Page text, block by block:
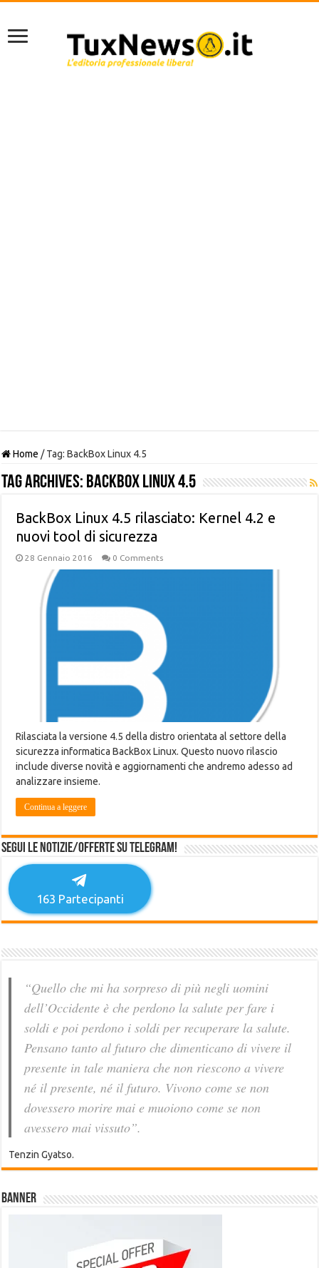
Home / Tag:BackBox Linux 4.5
Tag Archives: BackBox Linux 4.5
BackBox Linux 4.5 rilasciato: Kernel 4.2 e
nuovi tool di sicurezza
28 Gennaio 2016 0 Comments
Rilasciata la versione 4.5 della distro orientata al settore della
sicurezza informatica BackBox Linux. Questo nuovo rilascio
include diverse novità e aggiornamenti che andremo adesso ad
analizzare insieme.
Continua a leggere
Segui le notizie/offerte su Telegram!
163 Partecipanti
“Quello che mi ha sorpreso di più negli uomini
dell’Occidente è che perdono la salute per fare i
soldi e poi perdono i soldi per recuperare la salute.
Pensano tanto al futuro che dimenticano di vivere il
presente in tale maniera che non riescono a vivere
né il presente, né il futuro. Vivono come se non
dovessero morire mai e muoiono come se non
avessero mai vissuto”.
Tenzin Gyatso.
Banner